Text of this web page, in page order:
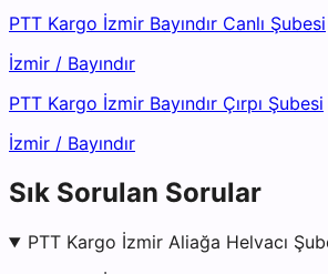
PTT Kargo İzmir Bayındır Canlı Şubesi
İzmir / Bayındır
PTT Kargo İzmir Bayındır Çırpı Şubesi
İzmir / Bayındır
Sık Sorulan Sorular
PTT Kargo İzmir Aliağa Helvacı